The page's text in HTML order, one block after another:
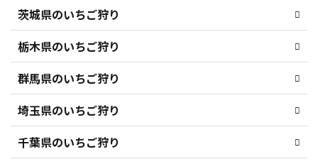
茨城県のいちご狩り
栃木県のいちご狩り
群馬県のいちご狩り
埼玉県のいちご狩り
千葉県のいちご狩り